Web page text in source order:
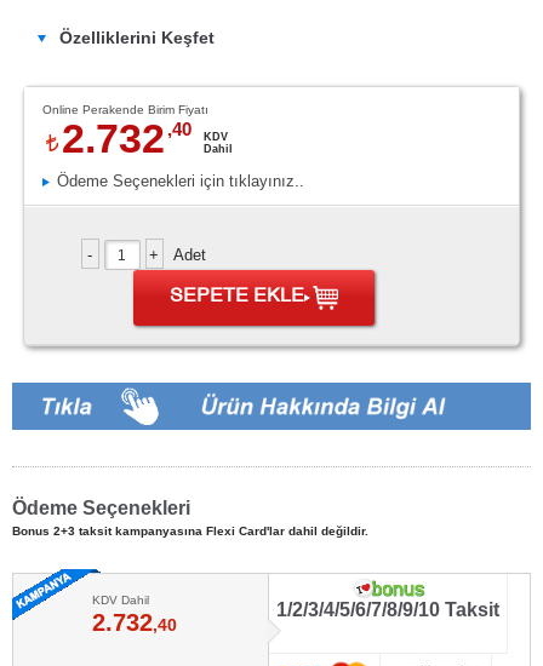
Özelliklerini Keşfet
Online Perakende Birim Fiyatı
2.732 ,40
KDV
Dahil
Ödeme Seçenekleri için tıklayınız..
Adet
SEPETE EKLE
Ödeme Seçenekleri
Bonus 2+3 taksit kampanyasına Flexi Card'lar dahil değildir.
KDV Dahil
2.732,40
1/2/3/4/5/6/7/8/9/10 Taksit